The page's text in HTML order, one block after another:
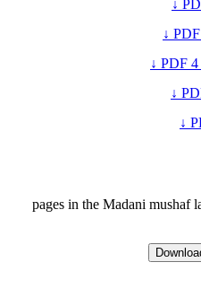
PDF ↓
4
PDF ↓
604 pages in the Madani